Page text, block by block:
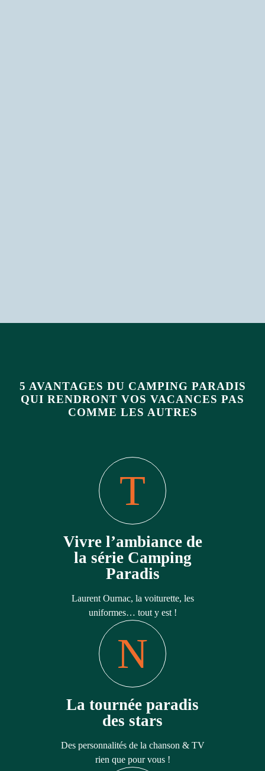
5 AVANTAGES DU CAMPING PARADIS
QUI RENDRONT VOS VACANCES PAS
COMME LES AUTRES
Vivre l’ambiance de
la série Camping
Paradis
Laurent Ournac, la voiturette, les
uniformes… tout y est !
La tournée paradis
des stars
Des personnalités de la chanson & TV
rien que pour vous !